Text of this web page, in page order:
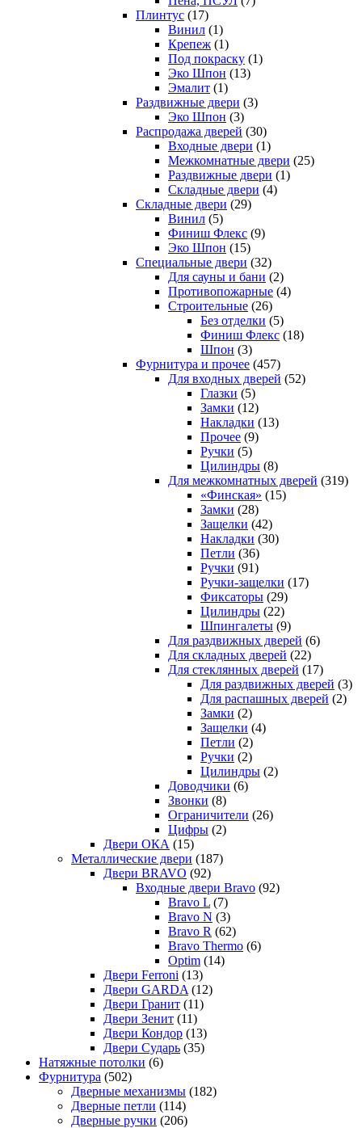
Плинтус (17)
Винил (1)
Крепеж (1)
Под покраску (1)
Эко Шпон (13)
Эмалит (1)
Раздвижные двери (3)
Эко Шпон (3)
Распродажа дверей (30)
Входные двери (1)
Межкомнатные двери (25)
Раздвижные двери (1)
Складные двери (4)
Складные двери (29)
Винил (5)
Финиш Флекс (9)
Эко Шпон (15)
Специальные двери (32)
Для сауны и бани (2)
Противопожарные (4)
Строительные (26)
Без отделки (5)
Финиш Флекс (18)
Шпон (3)
Фурнитура и прочее (457)
Для входных дверей (52)
Глазки (5)
Замки (12)
Накладки (13)
Прочее (9)
Ручки (5)
Цилиндры (8)
Для межкомнатных дверей (319)
«Финская» (15)
Замки (28)
Защелки (42)
Накладки (30)
Петли (36)
Ручки (91)
Ручки-защелки (17)
Фиксаторы (29)
Цилиндры (22)
Шпингалеты (9)
Для раздвижных дверей (6)
Для складных дверей (22)
Для стеклянных дверей (17)
Для раздвижных дверей (3)
Для распашных дверей (2)
Замки (2)
Защелки (4)
Петли (2)
Ручки (2)
Цилиндры (2)
Доводчики (6)
Звонки (8)
Ограничители (26)
Цифры (2)
Двери ОКА (15)
Металлические двери (187)
Двери BRAVO (92)
Входные двери Bravo (92)
Bravo L (7)
Bravo N (3)
Bravo R (62)
Bravo Thermo (6)
Optim (14)
Двери Ferroni (13)
Двери GARDA (12)
Двери Гранит (11)
Двери Зенит (11)
Двери Кондор (13)
Двери Сударь (35)
Натяжные потолки (6)
Фурнитура (502)
Дверные механизмы (182)
Дверные петли (114)
Дверные ручки (206)